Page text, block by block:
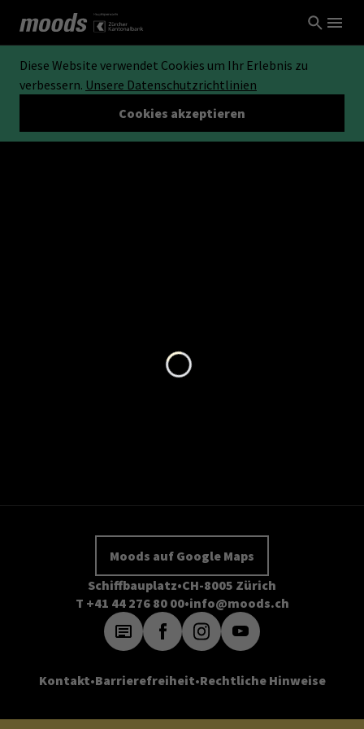
Diese Website verwendet Cookies um Ihr Erlebnis zu
verbessern. Unsere Datenschutzrichtlinien
Cookies akzeptieren
Moods auf Google Maps
Schiffbauplatz CH-8005 Zürich
T +41 44 276 80 00 info@moods.ch
Kontakt Barrierefreiheit Rechtliche Hinweise